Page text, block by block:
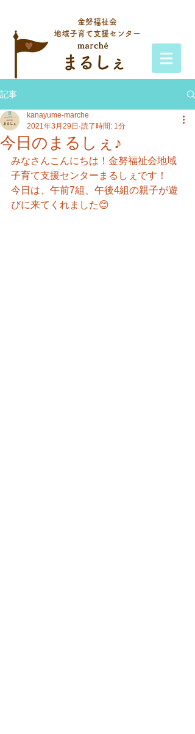
金努福祉会
地域子育て支援センター
記事
今日のまるしぇ♪
kanayume-marche
2021年3月29日 読了時間: 1分
みなさんこんにちは！金努福祉会地域
子育て支援センターまるしぇです！
今日は、午前7組、午後4組の親子が遊
びに来てくれました😊